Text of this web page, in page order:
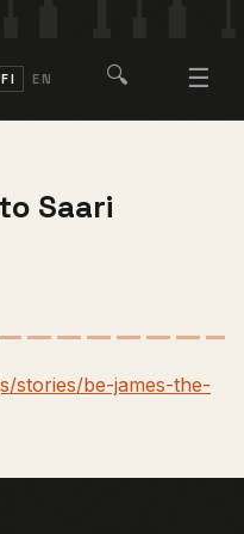
FI EN 🔍 ☰
Saari
stories/be-james-the-